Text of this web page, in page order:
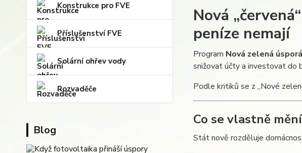
Konstrukce pro FVE
Příslušenství FVE
Solární ohřev vody
Rozvaděče
Blog
Nová
peníze nemají
Program Nová zelená
snižovat účty a investovat do
Podle kritiků se z „Nové
Co se vlastně
Stát nově rozděluje